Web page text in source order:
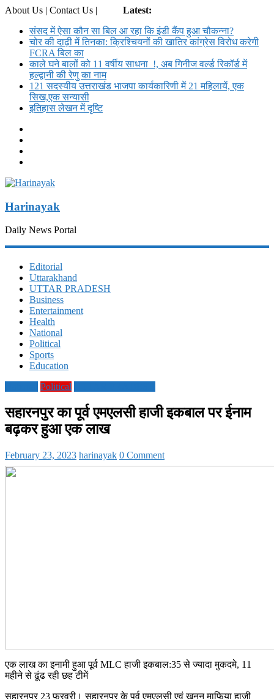
About Us | Contact Us |
Latest:
संसद में ऐसा कौन सा बिल आ रहा कि इंडी कैंप हुआ चौकन्ना?
चोर की दाढ़ी में तिनका: क्रिश्चियनों की खातिर कांग्रेस विरोध करेगी
FCRA बिल का
काले घने बालों को 11 वर्षीय साधना !, अब गिनीज वर्ल्ड रिकॉर्ड में
हल्द्वानी की रेणु का नाम
121 सदस्यीय उत्तराखंड भाजपा कार्यकारिणी में 21 महिलायें, एक
सिख,एक सन्यासी
इतिहास लेखन में दृष्टि
Harinayak
Daily News Portal
Editorial
Uttarakhand
UTTAR PRADESH
Business
Entertainment
Health
National
Political
Sports
Education
Political
सहारनपुर का पूर्व एमएलसी हाजी इकबाल पर ईनाम
बढ़कर हुआ एक लाख
February 23, 2023 harinayak 0 Comment
एक लाख का इनामी हुआ पूर्व MLC हाजी इकबाल:35 से ज्यादा मुकदमे, 11
महीने से ढूंढ रही छह टीमें
सहारनपुर 23 फरवरी। सहारनपुर के पूर्व एमएलसी एवं खनन माफिया हाजी